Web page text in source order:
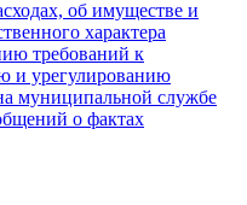
об имуществе и
характера
требований к
и урегулированию
муниципальной службе
о фактах